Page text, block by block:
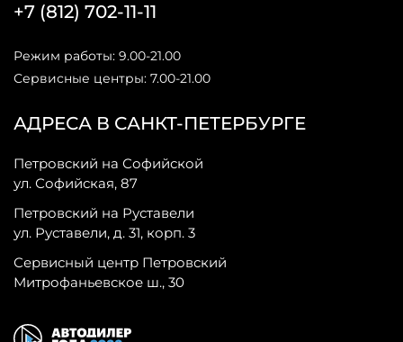
АДРЕСА В САНКТ-ПЕТЕРБУРГЕ
Петровский на Софийской
ул. Софийская, 87
Петровский на Руставели
ул. Руставели, д. 31, корп. 3
Сервисный центр Петровский
Митрофаньевское ш., 30
+7 (812) 702-11-11
Режим работы: 9.00-21.00
Сервисные центры: 7.00-21.00